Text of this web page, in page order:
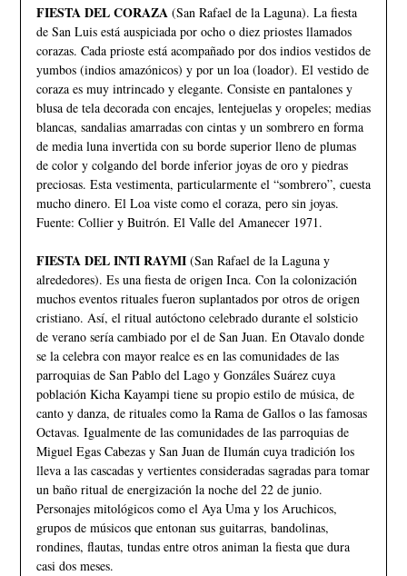
FIESTA DEL CORAZA(San Rafael de la Laguna). La fiesta
de San Luis está auspiciada por ocho o diez priostes llamados
corazas. Cada prioste está acompañado por dos indios vestidos de
yumbos (indios amazónicos) y por un loa (loador). El vestido de
coraza es muy intrincado y elegante. Consiste en pantalones y
blusa de tela decorada con encajes, lentejuelas y oropeles; medias
blancas, sandalias amarradas con cintas y un sombrero en forma
de media luna invertida con su borde superior lleno de plumas
de color y colgando del borde inferior joyas de oro y piedras
preciosas. Esta vestimenta, particularmente el “sombrero”, cuesta
mucho dinero. El Loa viste como el coraza, pero sin joyas.
Fuente: Collier y Buitrón. El Valle del Amanecer 1971.
FIESTA DEL INTI RAYMI(San Rafael de la Laguna y
alrededores). Es una fiesta de origen Inca. Con la colonización
muchos eventos rituales fueron suplantados por otros de origen
cristiano. Así, el ritual autóctono celebrado durante el solsticio
de verano sería cambiado por el de San Juan. En Otavalo donde
se la celebra con mayor realce es en las comunidades de las
parroquias de San Pablo del Lago y Gonzáles Suárez cuya
población Kicha Kayampi tiene su propio estilo de música, de
canto y danza, de rituales como la Rama de Gallos o las famosas
Octavas. Igualmente de las comunidades de las parroquias de
Miguel Egas Cabezas y San Juan de Ilumán cuya tradición los
lleva a las cascadas y vertientes consideradas sagradas para tomar
un baño ritual de energización la noche del 22 de junio.
Personajes mitológicos como el Aya Uma y los Aruchicos,
grupos de músicos que entonan sus guitarras, bandolinas,
rondines, flautas, tundas entre otros animan la fiesta que dura
casi dos meses.